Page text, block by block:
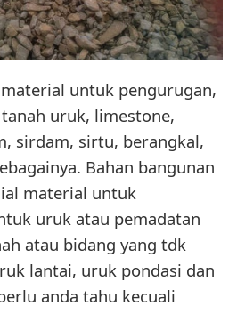
untuk pengurugan,
uruk, limestone,
sirdam, sirtu, berangkal,
Bahan bangunan
material untuk
uruk atau pemadatan
atau bidang yang tdk
lantai, uruk pondasi dan
anda tahu kecuali